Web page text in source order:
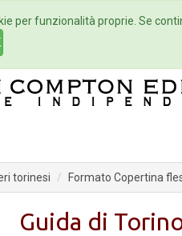
Eventi
torinesi Formato Copertina
Guida di
per funzionalità proprie. Se